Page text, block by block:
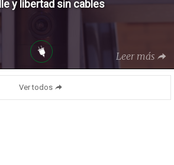
y libertad sin cables
Leer más
Ver todos